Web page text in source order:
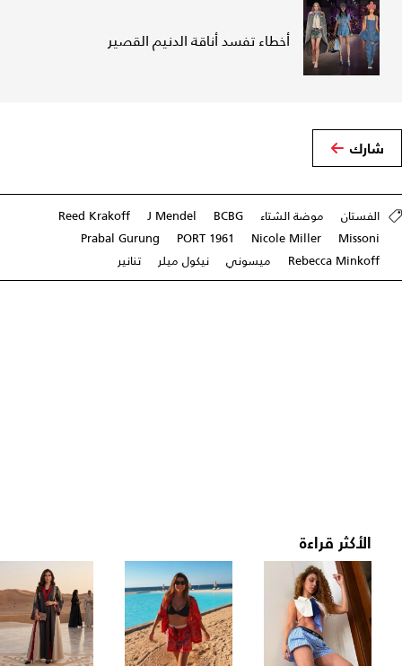
أخطاء تفسد أناقة الدنيم القصير
شارك
الفستان موضة الشتاء BCBG
J Mendel
Reed Krakoff
Missoni
Nicole Miller
PORT 1961
Prabal Gurung
Rebecca Minkoff
ميسوني نيكول ميلر تنانير
الأكثر قراءة